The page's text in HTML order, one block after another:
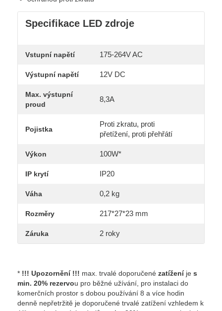
Specifikace LED zdroje
Vstupní napětí 175-264V AC
Výstupní napětí 12V DC
Max. výstupní
proud
8,3A
Pojistka
Proti zkratu, proti
přetížení, proti přehřátí
Výkon 100W*
IP krytí IP20
Váha 0,2 kg
Rozměry 217*27*23 mm
Záruka 2 roky
* !!! Upozornění !!! max. trvalé doporučené zatíženíje s
min. 20% rezervou pro běžné užívání, pro instalaci do
komerčních prostor s dobou používání 8 a více hodin
denně nepřetržitě je doporučené trvalé zatížení vzhledem k